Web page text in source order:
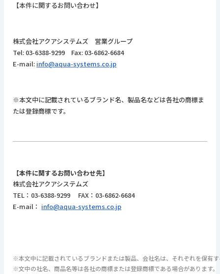
【本件に関するお問い合わせ】
株式会社アクアシステムズ 営業グループ
Tel: 03-6388-9299 Fax: 03-6862-6684
E-mail: info@aqua-systems.co.jp
※本文中に記載されているブランド名、製品名などは各社の商標ま
たは登録商標です。
【本件に関するお問い合わせ先】
株式会社アクアシステムズ
TEL：03-6388-9299 FAX：03-6862-6684
E-mail： info@aqua-systems.co.jp
※本文中に記載されているブランドまたは製品、会社名は、それぞれを保有
※文中の社名、商品名等は各社の商標または登録商標である場合があります。